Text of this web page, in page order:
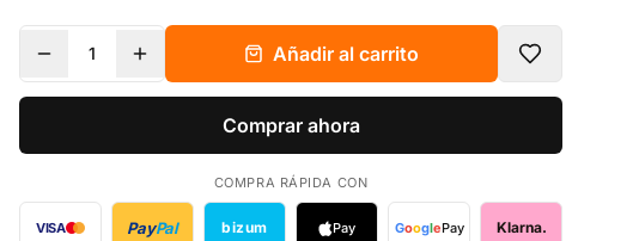
1 Añadir al carrito
Comprar ahora
COMPRA RÁPIDA CON
VISA PayPal bizum Pay GooglePay Klarna.